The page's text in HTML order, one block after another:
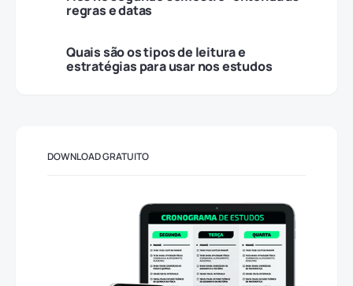
regras e datas
Quais são os tipos de leitura e
estratégias para usar nos estudos
DOWNLOAD GRATUITO